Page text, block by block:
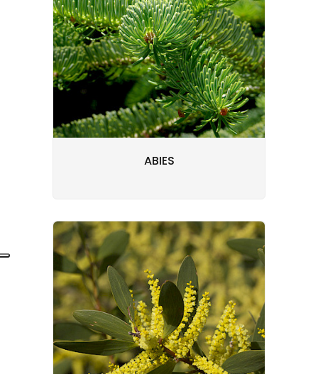
ABIES